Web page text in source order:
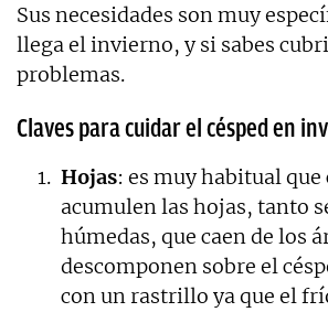
Sus necesidades son muy
llega el invierno, y si sabes
problemas.
Claves para cuidar el césped en
Hojas: es muy habitual
acumulen las hojas, tanto
húmedas, que caen de los
descomponen sobre el
con un rastrillo ya que el